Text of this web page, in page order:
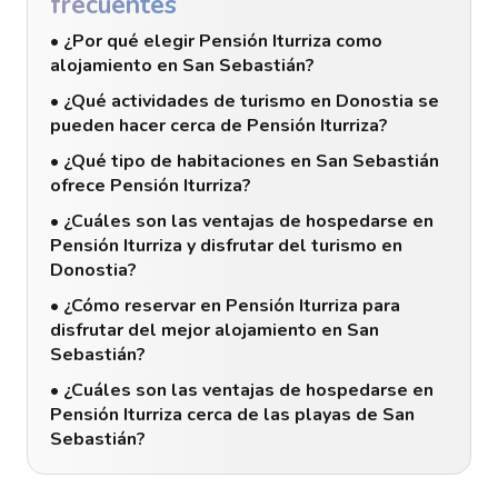
• ¿Por qué elegir Pensión Iturriza como
alojamiento en San Sebastián?
• ¿Qué actividades de turismo en Donostia se
pueden hacer cerca de Pensión Iturriza?
• ¿Qué tipo de habitaciones en San Sebastián
ofrece Pensión Iturriza?
• ¿Cuáles son las ventajas de hospedarse en
Pensión Iturriza y disfrutar del turismo en
Donostia?
• ¿Cómo reservar en Pensión Iturriza para
disfrutar del mejor alojamiento en San
Sebastián?
• ¿Cuáles son las ventajas de hospedarse en
Pensión Iturriza cerca de las playas de San
Sebastián?